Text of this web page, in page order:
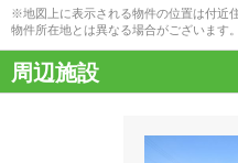
※地図上に表示される物件の位置は付近
物件所在地とは異なる場合がございます。
周辺施設